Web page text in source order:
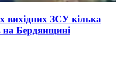
вихідних ЗСУ кілька
на Бердянщині